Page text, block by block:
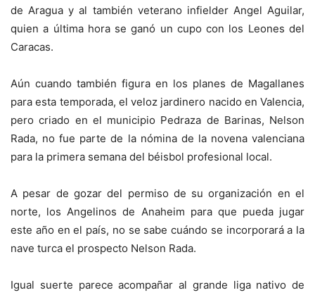
de Aragua y al también veterano infielder Angel Aguilar,
quien a última hora se ganó un cupo con los Leones del
Caracas.
Aún cuando también figura en los planes de Magallanes
para esta temporada, el veloz jardinero nacido en Valencia,
pero criado en el municipio Pedraza de Barinas, Nelson
Rada, no fue parte de la nómina de la novena valenciana
para la primera semana del béisbol profesional local.
A pesar de gozar del permiso de su organización en el
norte, los Angelinos de Anaheim para que pueda jugar
este año en el país, no se sabe cuándo se incorporará a la
nave turca el prospecto Nelson Rada.
Igual suerte parece acompañar al grande liga nativo de